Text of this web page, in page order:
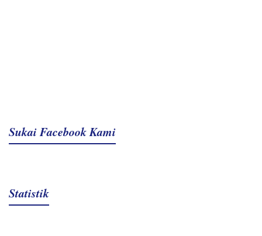
Sukai Facebook Kami
Statistik